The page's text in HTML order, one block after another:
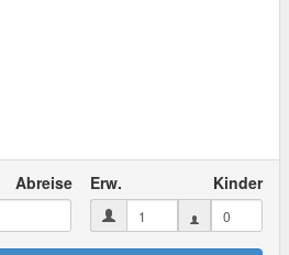
Abreise Erw. Kinder